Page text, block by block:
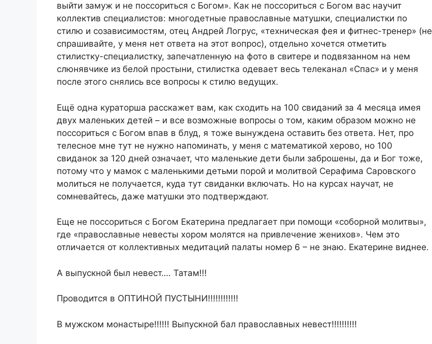
выйти замуж и не поссориться с Богом». Как не поссориться с Богом вас научит
коллектив специалистов: многодетные православные матушки, специалистки по
стилю и созависимостям, отец Андрей Логрус, «техническая фея и фитнес-тренер» (не
спрашивайте, у меня нет ответа на этот вопрос), отдельно хочется отметить
стилистку-специалистку, запечатленную на фото в свитере и подвязанном на нем
слюнявчике из белой простыни, стилистка одевает весь телеканал «Спас» и у меня
после этого снялись все вопросы к стилю ведущих.
Ещё одна кураторша расскажет вам, как сходить на 100 свиданий за 4 месяца имея
двух маленьких детей – и все возможные вопросы о том, каким образом можно не
поссориться с Богом впав в блуд, я тоже вынуждена оставить без ответа. Нет, про
телесное мне тут не нужно напоминать, у меня с математикой херово, но 100
свиданок за 120 дней означает, что маленькие дети были заброшены, да и Бог тоже,
потому что у мамок с маленькими детьми порой и молитвой Серафима Саровского
молиться не получается, куда тут свиданки включать. Но на курсах научат, не
сомневайтесь, даже матушки это подтверждают.
Еще не поссориться с Богом Екатерина предлагает при помощи «соборной молитвы»,
где «православные невесты хором молятся на привлечение женихов». Чем это
отличается от коллективных медитаций палаты номер 6 – не знаю. Екатерине виднее.
А выпускной был невест…. Татам!!!
Проводится в ОПТИНОЙ ПУСТЫНИ!!!!!!!!!!!!
В мужском монастыре!!!!!! Выпускной бал православных невест!!!!!!!!!!